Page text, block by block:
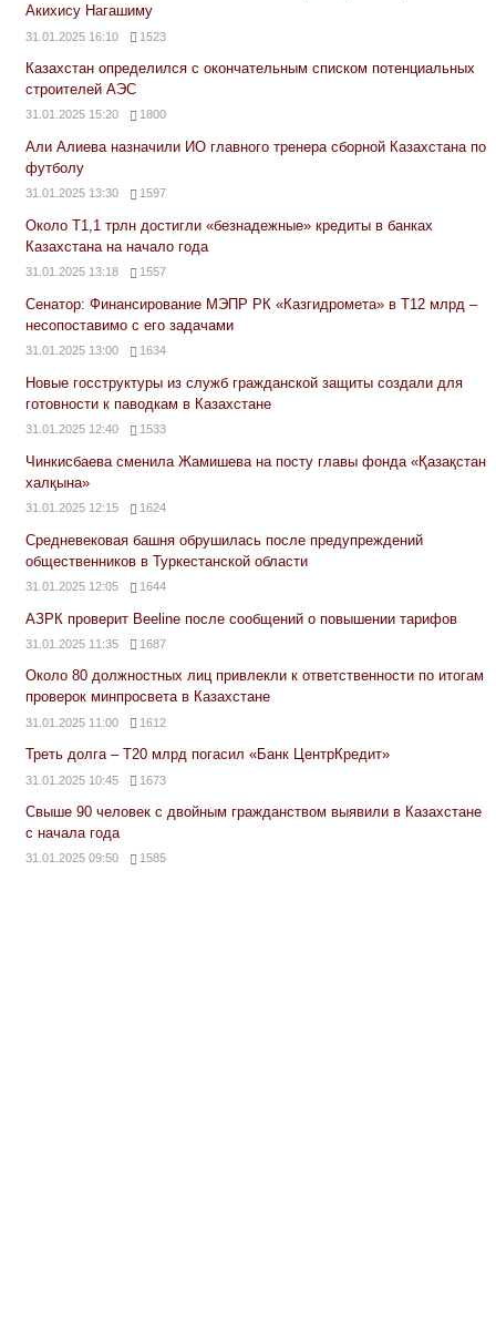
Акихису Нагашиму
31.01.2025 16:10 1523
Казахстан определился с окончательным списком потенциальных
строителей АЭС
31.01.2025 15:20 1800
Али Алиева назначили ИО главного тренера сборной Казахстана по
футболу
31.01.2025 13:30 1597
Около Т1,1 трлн достигли «безнадежные» кредиты в банках
Казахстана на начало года
31.01.2025 13:18 1557
Сенатор: Финансирование МЭПР РК «Казгидромета» в Т12 млрд –
несопоставимо с его задачами
31.01.2025 13:00 1634
Новые госструктуры из служб гражданской защиты создали для
готовности к паводкам в Казахстане
31.01.2025 12:40 1533
Чинкисбаева сменила Жамишева на посту главы фонда «Қазақстан
халқына»
31.01.2025 12:15 1624
Средневековая башня обрушилась после предупреждений
общественников в Туркестанской области
31.01.2025 12:05 1644
АЗРК проверит Beeline после сообщений о повышении тарифов
31.01.2025 11:35 1687
Около 80 должностных лиц привлекли к ответственности по итогам
проверок минпросвета в Казахстане
31.01.2025 11:00 1612
Треть долга – Т20 млрд погасил «Банк ЦентрКредит»
31.01.2025 10:45 1673
Свыше 90 человек с двойным гражданством выявили в Казахстане
с начала года
31.01.2025 09:50 1585